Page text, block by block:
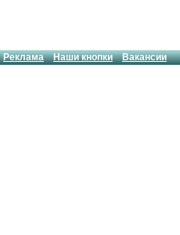
Реклама Наши кнопки Вакансии